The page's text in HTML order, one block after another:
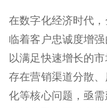
在数字化经济时代
临着客户忠诚度增
以满足快速增长的
存在营销渠道分散
化等核心问题，亟